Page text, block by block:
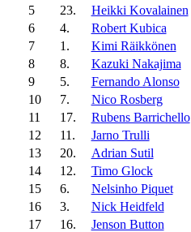
5
23. Heikki Kovalainen
6
4. Robert Kubica
7
1. Kimi Räikkönen
8
8. Kazuki Nakajima
9
5. Fernando Alonso
10
7. Nico Rosberg
11
17. Rubens Barrichello
12
11. Jarno Trulli
13
20. Adrian Sutil
14
12. Timo Glock
15
6. Nelsinho Piquet
16
3. Nick Heidfeld
17
16. Jenson Button